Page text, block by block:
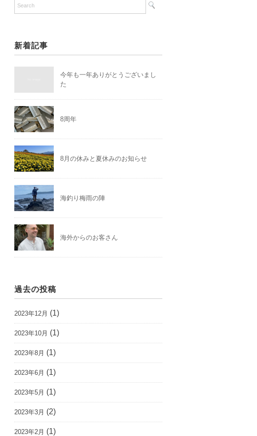
新着記事
今年も一年ありがとうございまし
た
8周年
8月の休みと夏休みのお知らせ
海釣り梅雨の陣
海外からのお客さん
過去の投稿
2023年12月 (1)
2023年10月 (1)
2023年8月 (1)
2023年6月 (1)
2023年5月 (1)
2023年3月 (2)
2023年2月 (1)